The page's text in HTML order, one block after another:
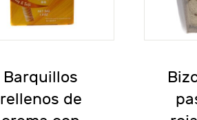
Barquillos
rellenos de